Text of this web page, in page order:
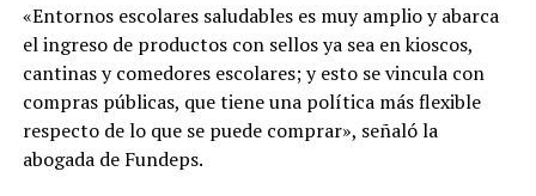
«Entornos escolares saludables es muy amplio y abarca
el ingreso de productos con sellos ya sea en kioscos,
cantinas y comedores escolares; y esto se vincula con
compras públicas, que tiene una política más flexible
respecto de lo que se puede comprar», señaló la
abogada de Fundeps.